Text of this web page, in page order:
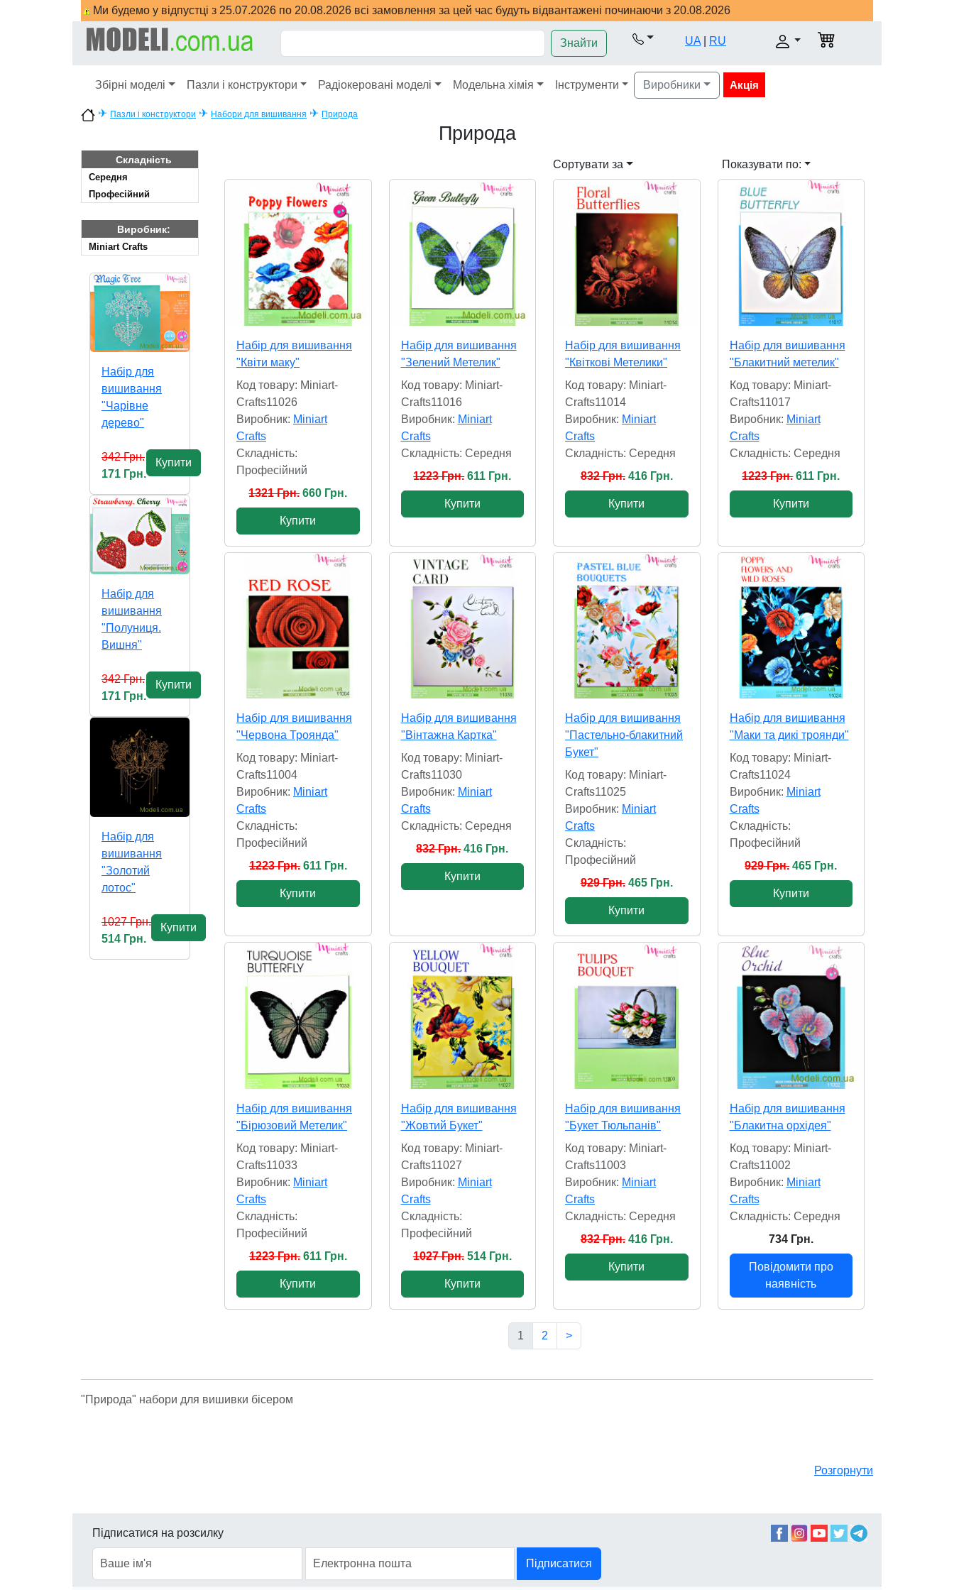
Ми будемо у відпустці з 25.07.2026 по 20.08.2026 всі замовлення за цей час будуть відвантажені починаючи з 20.08.2026
Знайти UA RU
Збірні моделі Пазли і конструктори Радіокеровані моделі Модельна хімія Інструменти Виробники Акція
✈ Пазли і конструктори ✈ Набори для вишивання ✈ Природа
Природа
Складність
Cередня
Професійний
Виробник:
Miniart Crafts
Набір для
вишивання
"Чарівне
дерево"
342 Грн.
171 Грн.
Купити
Набір для
вишивання
"Полуниця.
Вишня"
342 Грн.
171 Грн.
Купити
Набір для
вишивання
"Золотий
лотос"
1027 Грн.
514 Грн.
Купити
Сортувати за Показувати по:
Набір для вишивання
"Квіти маку"
Код товару: Miniart-
Crafts11026
Виробник: Miniart
Crafts
Складність:
Професійний
1321 Грн. 660 Грн.
Купити
Набір для вишивання
"Зелений Метелик"
Код товару: Miniart-
Crafts11016
Виробник: Miniart
Crafts
Складність: Cередня
1223 Грн. 611 Грн.
Купити
Набір для вишивання
"Квіткові Метелики"
Код товару: Miniart-
Crafts11014
Виробник: Miniart
Crafts
Складність: Cередня
832 Грн. 416 Грн.
Купити
Набір для вишивання
"Блакитний метелик"
Код товару: Miniart-
Crafts11017
Виробник: Miniart
Crafts
Складність: Cередня
1223 Грн. 611 Грн.
Купити
Набір для вишивання
"Червона Троянда"
Код товару: Miniart-
Crafts11004
Виробник: Miniart
Crafts
Складність:
Професійний
1223 Грн. 611 Грн.
Купити
Набір для вишивання
"Вінтажна Картка"
Код товару: Miniart-
Crafts11030
Виробник: Miniart
Crafts
Складність: Cередня
832 Грн. 416 Грн.
Купити
Набір для вишивання
"Пастельно-блакитний
Букет"
Код товару: Miniart-
Crafts11025
Виробник: Miniart
Crafts
Складність:
Професійний
929 Грн. 465 Грн.
Купити
Набір для вишивання
"Маки та дикі троянди"
Код товару: Miniart-
Crafts11024
Виробник: Miniart
Crafts
Складність:
Професійний
929 Грн. 465 Грн.
Купити
Набір для вишивання
"Бірюзовий Метелик"
Код товару: Miniart-
Crafts11033
Виробник: Miniart
Crafts
Складність:
Професійний
1223 Грн. 611 Грн.
Купити
Набір для вишивання
"Жовтий Букет"
Код товару: Miniart-
Crafts11027
Виробник: Miniart
Crafts
Складність:
Професійний
1027 Грн. 514 Грн.
Купити
Набір для вишивання
"Букет Тюльпанів"
Код товару: Miniart-
Crafts11003
Виробник: Miniart
Crafts
Складність: Cередня
832 Грн. 416 Грн.
Купити
Набір для вишивання
"Блакитна орхідея"
Код товару: Miniart-
Crafts11002
Виробник: Miniart
Crafts
Складність: Cередня
734 Грн.
Повідомити про
наявність
1 2 >
"Природа" набори для вишивки бісером
Розгорнути
Підписатися на розсилку
Підписатися